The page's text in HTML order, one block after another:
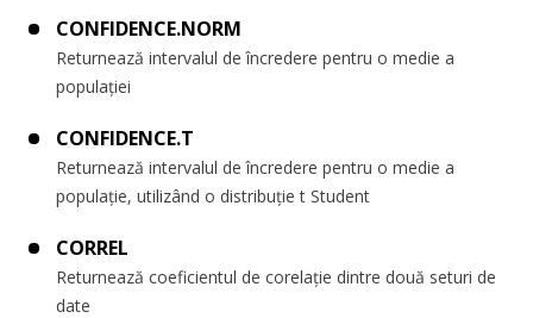
CONFIDENCE.NORM
Returnează intervalul de încredere pentru o medie a
populației
CONFIDENCE.T
Returnează intervalul de încredere pentru o medie a
populație, utilizând o distribuție t Student
CORREL
Returnează coeficientul de corelație dintre două seturi de
date